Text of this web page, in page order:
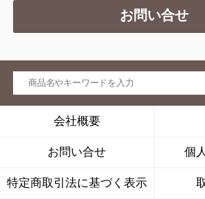
お問い合せ
会社概要
お問い合せ 個
特定商取引法に基づく表示